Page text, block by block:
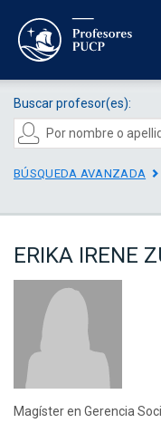
Buscar profesor(es):
BÚSQUEDA AVANZADA
ERIKA IRENE
Magíster en Gerencia